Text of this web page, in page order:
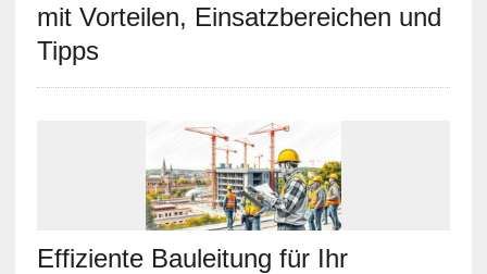
mit Vorteilen, Einsatzbereichen und
Tipps
Effiziente Bauleitung für Ihr